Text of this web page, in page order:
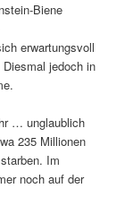
Biene
erwartungsvoll
jedoch in
… unglaublich
235 Millionen
Im
noch auf der